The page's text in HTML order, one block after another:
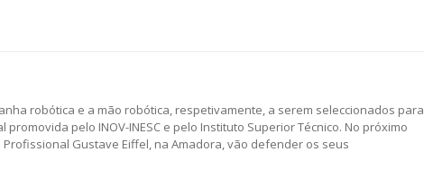
robótica e a mão robótica, respetivamente, a serem seleccionados para
promovida pelo INOV-INESC e pelo Instituto Superior Técnico. No próximo
Gustave Eiffel, na Amadora, vão defender os seus